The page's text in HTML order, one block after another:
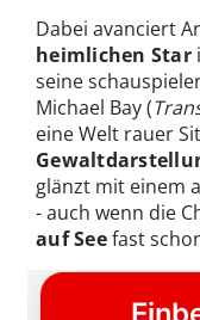
Dabei avanciert
heimlichen Star
seine
Michael Bay (
eine Welt rauer
glänzt mit einem
- auch wenn die
auf Seefast